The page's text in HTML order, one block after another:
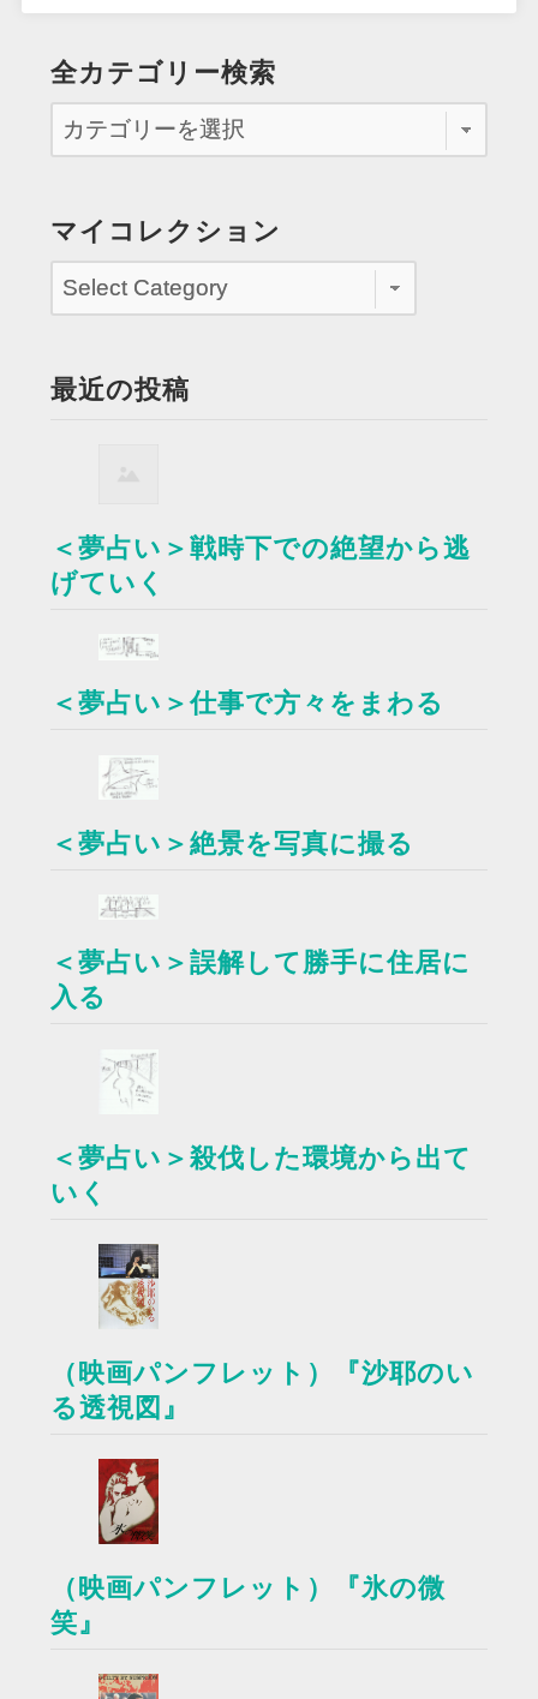
全カテゴリー検索
マイコレクション
最近の投稿
＜夢占い＞戦時下での絶望から逃
げていく
＜夢占い＞仕事で方々をまわる
＜夢占い＞絶景を写真に撮る
＜夢占い＞誤解して勝手に住居に
入る
＜夢占い＞殺伐した環境から出て
いく
（映画パンフレット）『沙耶のい
る透視図』
（映画パンフレット）『氷の微
笑』